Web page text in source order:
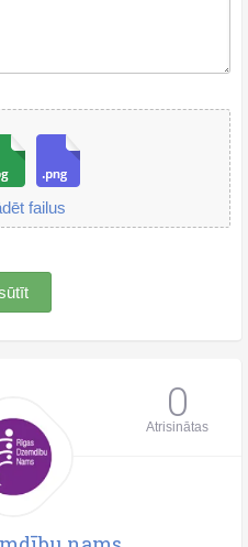
failus
0
Atrisinātas